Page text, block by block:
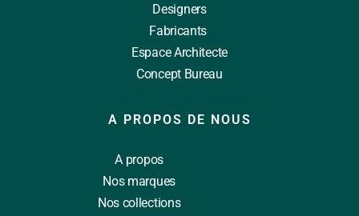
Designers
Fabricants
Espace Architecte
Concept Bureau
A PROPOS DE NOUS
A propos
Nos marques
Nos collections